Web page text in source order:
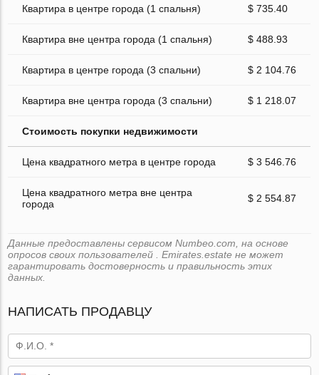
Квартира в центре города (1 спальня) $ 735.40
Квартира вне центра города (1 спальня) $ 488.93
Квартира в центре города (3 спальни) $ 2 104.76
Квартира вне центра города (3 спальни) $ 1 218.07
Стоимость покупки недвижимости
Цена квадратного метра в центре города $ 3 546.76
Цена квадратного метра вне центра
города
$ 2 554.87
Данные предоставлены сервисом Numbeo.com, на основе
опросов своих пользователей . Emirates.estate не может
гарантировать достоверность и правильность этих
данных.
НАПИСАТЬ ПРОДАВЦУ